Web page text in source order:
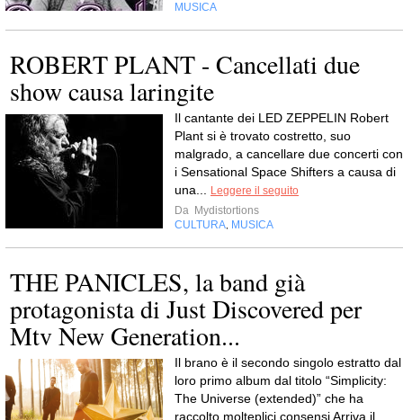
MUSICA
ROBERT PLANT - Cancellati due
show causa laringite
Il cantante dei LED ZEPPELIN Robert
Plant si è trovato costretto, suo
malgrado, a cancellare due concerti con
i Sensational Space Shifters a causa di
una...
Leggere il seguito
Da Mydistortions
CULTURA MUSICA
THE PANICLES, la band già
protagonista di Just Discovered per
Mtv New Generation...
Il brano è il secondo singolo estratto dal
loro primo album dal titolo “Simplicity:
The Universe (extended)” che ha
raccolto molteplici consensi Arriva il